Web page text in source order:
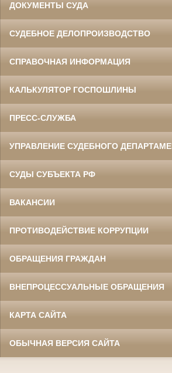
ДОКУМЕНТЫ СУДА
СУДЕБНОЕ ДЕЛОПРОИЗВОДСТВО
СПРАВОЧНАЯ ИНФОРМАЦИЯ
КАЛЬКУЛЯТОР ГОСПОШЛИНЫ
ПРЕСС-СЛУЖБА
УПРАВЛЕНИЕ СУДЕБНОГО
СУДЫ СУБЪЕКТА РФ
ВАКАНСИИ
ПРОТИВОДЕЙСТВИЕ КОРРУПЦИИ
ОБРАЩЕНИЯ ГРАЖДАН
ВНЕПРОЦЕССУАЛЬНЫЕ ОБРАЩЕНИЯ
КАРТА САЙТА
ОБЫЧНАЯ ВЕРСИЯ САЙТА